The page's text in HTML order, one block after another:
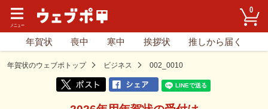
0
年賀状 喪中 寒中 挨拶状 推しから届く
年賀状のウェブポトップ ビジネス 002_0010